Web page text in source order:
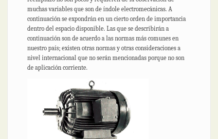
muchas variables que son de índole electromecánicas. A
continuación se expondrán en un cierto orden de importancia
dentro del espacio disponible. Las que se describirán a
continuación son de acuerdo a las normas más comunes en
nuestro país; existen otras normas y otras consideraciones a
nivel internacional que no serán mencionadas porque no son
de aplicación corriente.